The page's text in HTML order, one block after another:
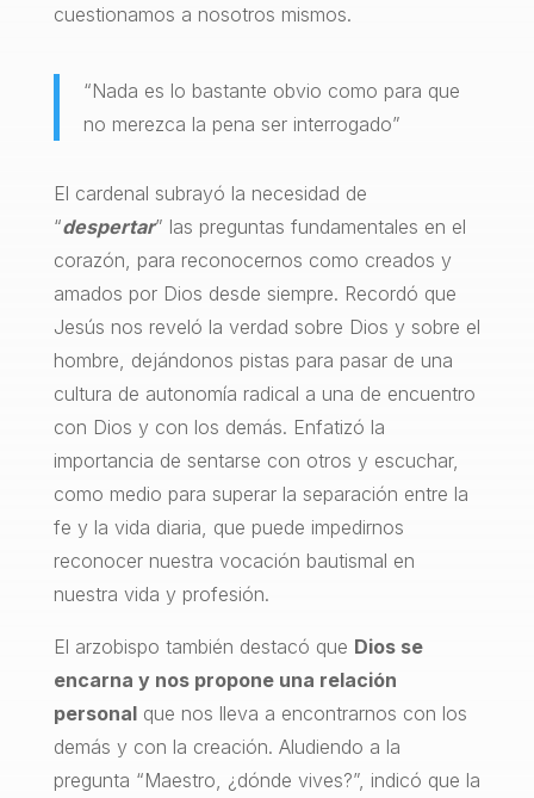
cuestionamos a nosotros mismos.
“Nada es lo bastante obvio como para que
no merezca la pena ser interrogado”
El cardenal subrayó la necesidad de
“despertar” las preguntas fundamentales en el
corazón, para reconocernos como creados y
amados por Dios desde siempre. Recordó que
Jesús nos reveló la verdad sobre Dios y sobre el
hombre, dejándonos pistas para pasar de una
cultura de autonomía radical a una de encuentro
con Dios y con los demás. Enfatizó la
importancia de sentarse con otros y escuchar,
como medio para superar la separación entre la
fe y la vida diaria, que puede impedirnos
reconocer nuestra vocación bautismal en
nuestra vida y profesión.
El arzobispo también destacó que Dios se
encarna y nos propone una relación
personalque nos lleva a encontrarnos con los
demás y con la creación. Aludiendo a la
pregunta “Maestro, ¿dónde vives?”, indicó que la